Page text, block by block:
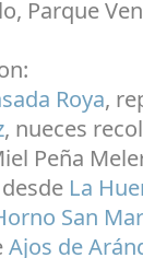
Parque
Roya,
, nueces
Peña
La
San
Ajos de